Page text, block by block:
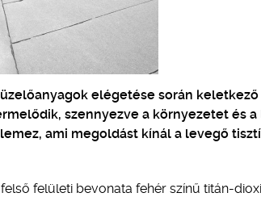
elégetése során
szennyezve a környezetet és
ami megoldást kínál a levegő
felületi bevonata fehér színű titán-